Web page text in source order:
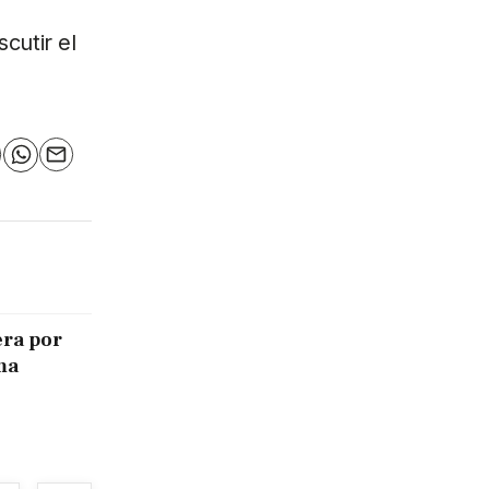
el
WhatsApp
Email
por